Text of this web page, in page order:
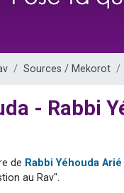
Nouvelle
Sources / Mekorot
- Rabbi
de Rabbi Yéhouda Arié
au Rav".